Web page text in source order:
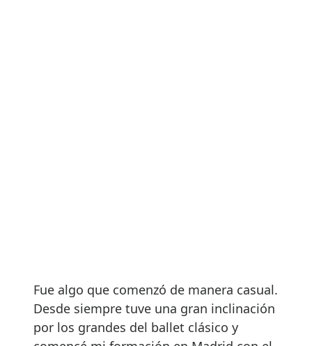
Fue algo que comenzó de manera casual.
Desde siempre tuve una gran inclinación
por los grandes del ballet clásico y